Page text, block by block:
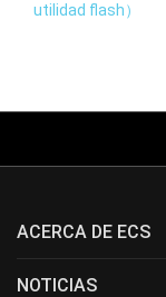
utilidad flash）
ACERCA DE ECS
NOTICIAS